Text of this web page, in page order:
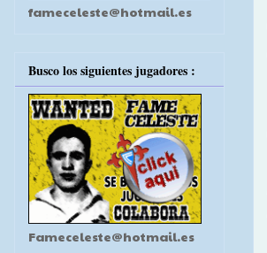
fameceleste@hotmail.es
Busco los siguientes jugadores :
Fameceleste@hotmail.es